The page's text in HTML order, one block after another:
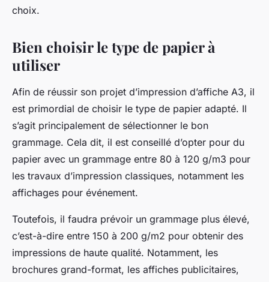
choix.
Bien choisir le type de papier à
utiliser
Afin de réussir son projet d’impression d’affiche A3, il
est primordial de choisir le type de papier adapté. Il
s’agit principalement de sélectionner le bon
grammage. Cela dit, il est conseillé d’opter pour du
papier avec un grammage entre 80 à 120 g/m3 pour
les travaux d’impression classiques, notamment les
affichages pour événement.
Toutefois, il faudra prévoir un grammage plus élevé,
c’est-à-dire entre 150 à 200 g/m2 pour obtenir des
impressions de haute qualité. Notamment, les
brochures grand-format, les affiches publicitaires,